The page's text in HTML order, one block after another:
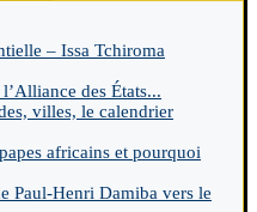
– Issa Tchiroma
des États...
villes, le calendrier
africains et pourquoi
Paul-Henri Damiba vers le